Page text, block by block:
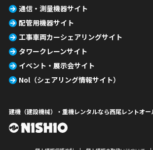
通信・測量機器サイト
配管用機器サイト
工事車両カーシェアリングサイト
タワークレーンサイト
イベント・展示会サイト
Nol（シェアリング情報サイト）
建機（建設機械）・重機レンタルなら西尾レントオー